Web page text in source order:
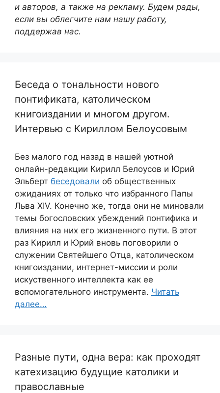
и авторов, а также на рекламу. Будем рады,
если вы облегчите нам нашу работу,
поддержав нас.
Беседа о тональности нового
понтификата, католическом
книгоиздании и многом другом.
Интервью с Кириллом Белоусовым
Без малого год назад в нашей уютной
онлайн-редакции Кирилл Белоусов и Юрий
Эльберт беседовали об общественных
ожиданиях от только что избранного Папы
Льва XIV. Конечно же, тогда они не миновали
темы богословских убеждений понтифика и
влияния на них его жизненного пути. В этот
раз Кирилл и Юрий вновь поговорили о
служении Святейшего Отца, католическом
книгоиздании, интернет-миссии и роли
искуственного интеллекта как ее
вспомогательного инструмента. Читать
далее…
Разные пути, одна вера: как проходят
катехизацию будущие католики и
православные